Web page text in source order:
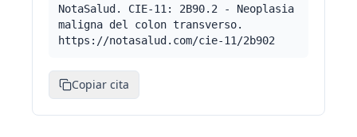
NotaSalud. CIE-11: 2B90.2 - Neoplasia
maligna del colon transverso.
https://notasalud.com/cie-11/2b902
Copiar cita